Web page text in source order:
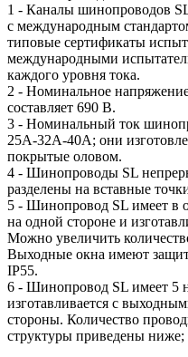
1 - Каналы шинопроводов
с международным
типовые сертификаты
международными
каждого уровня тока.
2 - Номинальное
составляет 690 В.
3 - Номинальный ток
25А-32А-40А; они
покрытые оловом.
4 - Шинопроводы SL
разделены на вставные
5 - Шинопровод SL имеет в
на одной стороне и
Можно увеличить
Выходные окна имеют
IP55.
6 - Шинопровод SL имеет 5
изготавливается с
стороны. Количество
структуры приведены ниже;